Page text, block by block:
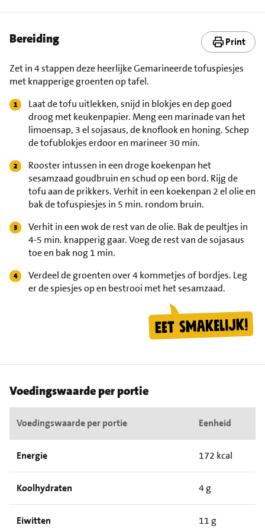
Bereiding Print
Zet in 4 stappen deze heerlijke Gemarineerde tofuspiesjes
met knapperige groenten op tafel.
Laat de tofu uitlekken, snijd in blokjes en dep goed
droog met keukenpapier. Meng een marinade van het
limoensap, 3 el sojasaus, de knoflook en honing. Schep
de tofublokjes erdoor en marineer 30 min.
Rooster intussen in een droge koekenpan het
sesamzaad goudbruin en schud op een bord. Rijg de
tofu aan de prikkers. Verhit in een koekenpan 2 el olie en
bak de tofuspiesjes in 5 min. rondom bruin.
Verhit in een wok de rest van de olie. Bak de peultjes in
4-5 min. knapperig gaar. Voeg de rest van de sojasaus
toe en bak nog 1 min.
Verdeel de groenten over 4 kommetjes of bordjes. Leg
er de spiesjes op en bestrooi met het sesamzaad.
Voedingswaarde per portie
Voedingswaarde per portie Eenheid
Energie 172 kcal
Koolhydraten 4 g
Eiwitten 11 g